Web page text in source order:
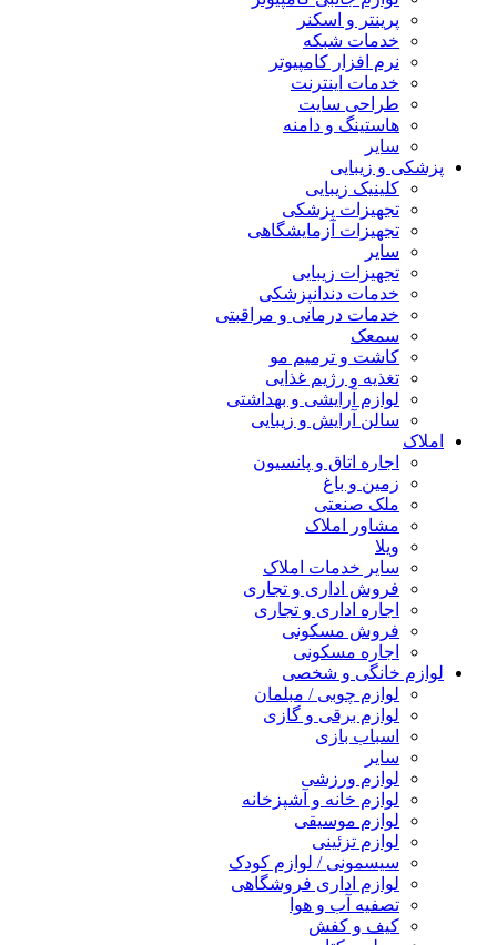
پرینتر و اسکنر
خدمات شبکه
نرم افزار کامپیوتر
خدمات اینترنت
طراحی سایت
هاستینگ و دامنه
سایر
پزشکی و زیبایی
کلینیک زیبایی
تجهیزات پزشکی
تجهیزات آزمایشگاهی
سایر
تجهیزات زیبایی
خدمات دندانپزشکی
خدمات درمانی و مراقبتی
سمعک
کاشت و ترمیم مو
تغذیه و رژیم غذایی
لوازم آرایشی و بهداشتی
سالن آرایش و زیبایی
املاک
اجاره اتاق و پانسیون
زمین و باغ
ملک صنعتی
مشاور املاک
ویلا
سایر خدمات املاک
فروش اداری و تجاری
اجاره اداری و تجاری
فروش مسکونی
اجاره مسکونی
لوازم خانگی و شخصی
لوازم چوبی / مبلمان
لوازم برقی و گازی
اسباب بازی
سایر
لوازم ورزشی
لوازم خانه و آشپزخانه
لوازم موسیقی
لوازم تزئینی
سیسمونی / لوازم کودک
لوازم اداری فروشگاهی
تصفیه آب و هوا
کیف و کفش